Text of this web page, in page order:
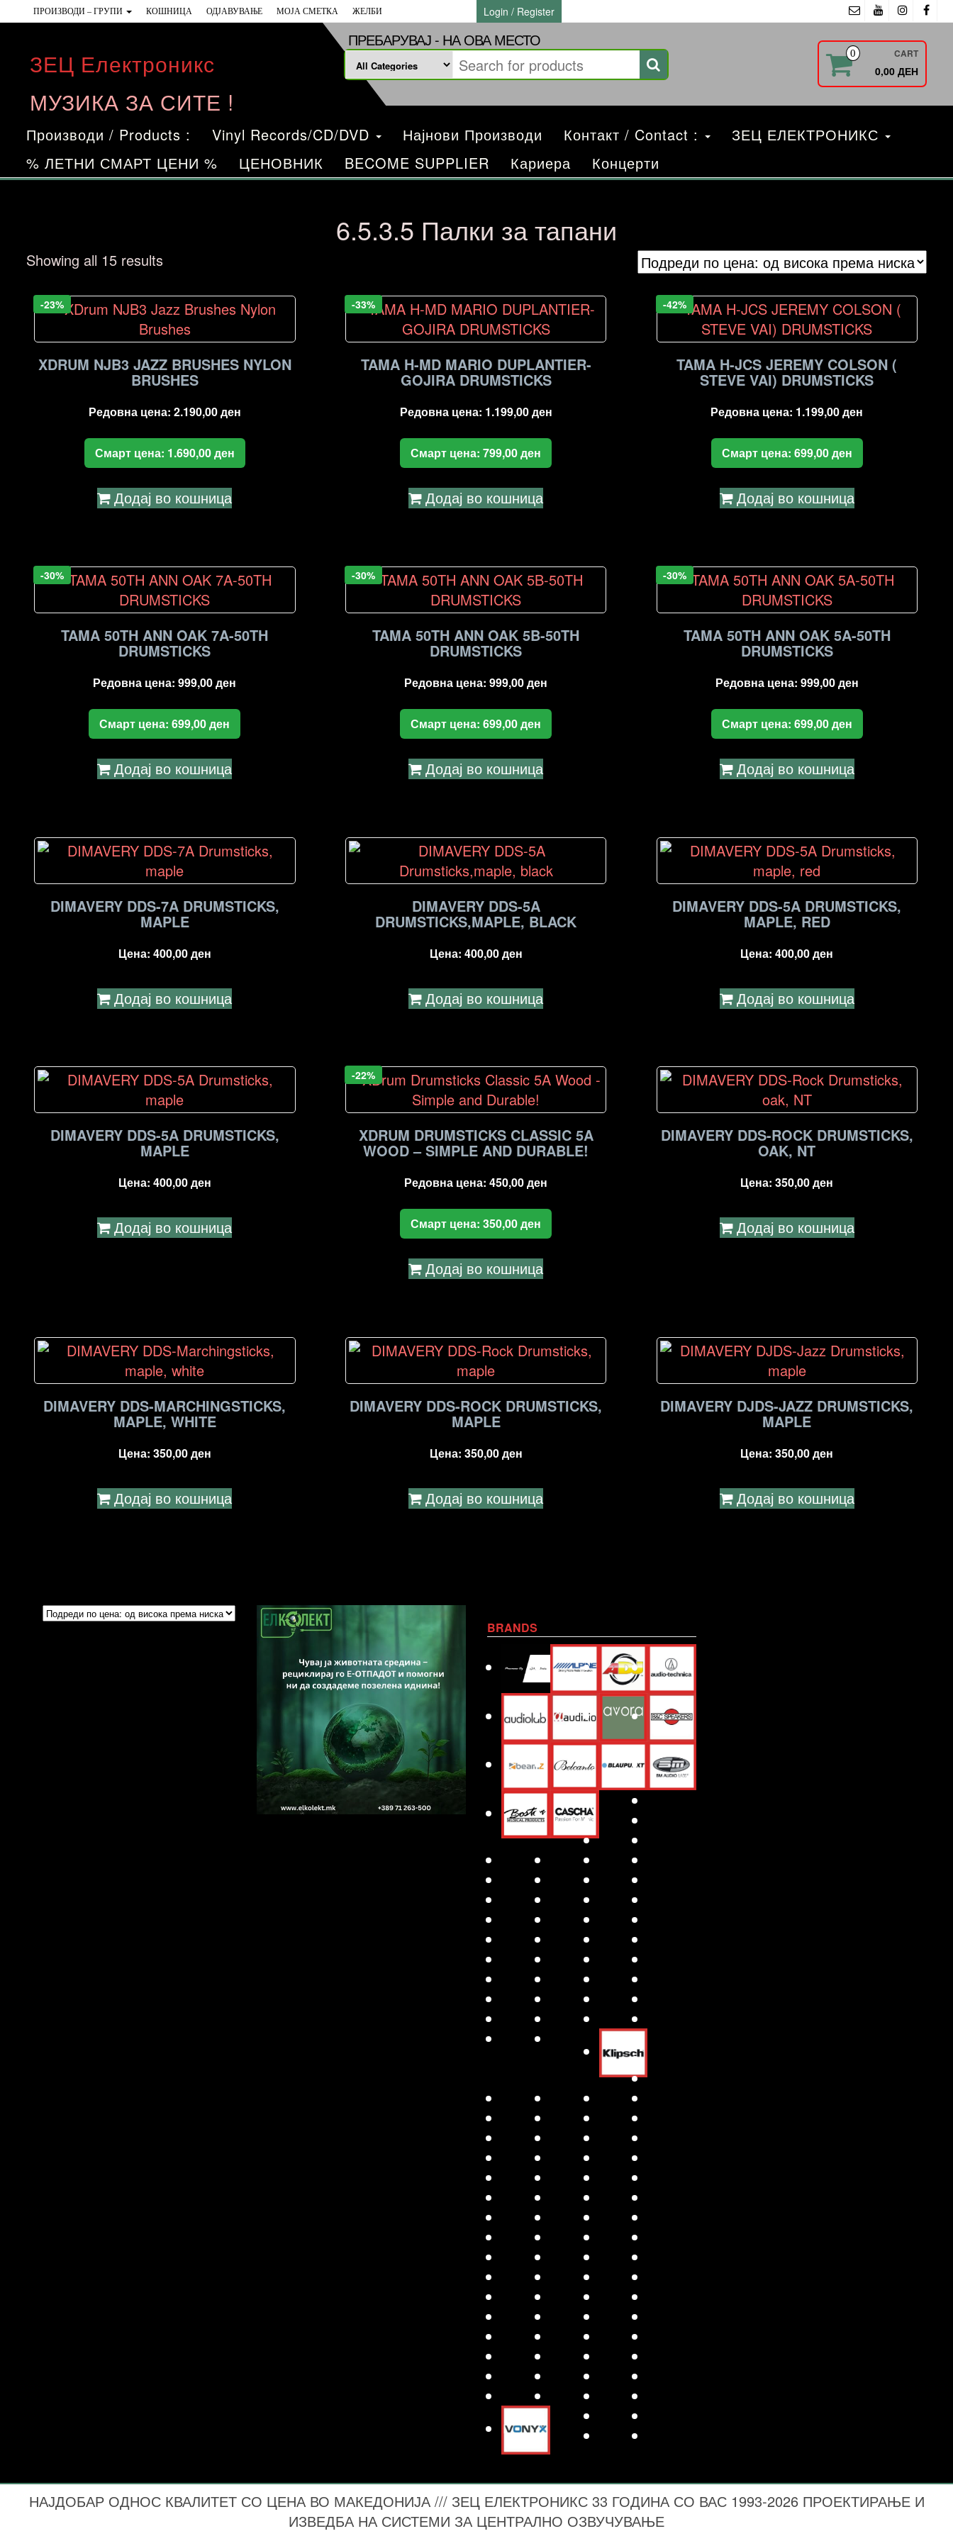
to
content
ПРОИЗВОДИ – ГРУПИ КОШНИЦА ОДЈАВУВАЊЕ МОЈА СМЕТКА ЖЕЛБИ Login / Register
ЗЕЦ Електроникс
МУЗИКА ЗА СИТЕ !
ПРЕБАРУВАЈ - НА ОВА МЕСТО
0 CART
0,00 ДЕН
Производи / Products : Vinyl Records/CD/DVD Најнови Производи Контакт / Contact :
ЗЕЦ ЕЛЕКТРОНИКС
% ЛЕТНИ СМАРТ ЦЕНИ %
ЦЕНОВНИК BECOME SUPPLIER Кариера Концерти
6.5.3.5 Палки за тапани
Showing all 15 resultsSorted
price:
high
to
low
-23%
XDRUM NJB3 JAZZ BRUSHES NYLON
BRUSHES
Редовна цена: 2.190,00ден
Смарт цена: 1.690,00ден
Додај во кошница
-33%
TAMA H-MD MARIO DUPLANTIER-
GOJIRA DRUMSTICKS
Редовна цена: 1.199,00ден
Смарт цена:799,00ден
Додај во кошница
-42%
TAMA H-JCS JEREMY COLSON (
STEVE VAI) DRUMSTICKS
Редовна цена: 1.199,00ден
Смарт цена: 699,00ден
Додај во кошница
-30%
TAMA 50TH ANN OAK 7A-50TH
DRUMSTICKS
Редовна цена:999,00ден
Смарт цена:699,00ден
Додај во кошница
-30%
TAMA 50TH ANN OAK 5B-50TH
DRUMSTICKS
Редовна цена:999,00ден
Смарт цена:699,00ден
Додај во кошница
-30%
TAMA 50TH ANN OAK 5A-50TH
DRUMSTICKS
Редовна цена: 999,00ден
Смарт цена: 699,00ден
Додај во кошница
DIMAVERY DDS-7A DRUMSTICKS,
MAPLE
Цена: 400,00ден
Додај во кошница
DIMAVERY DDS-5A
DRUMSTICKS,MAPLE, BLACK
Цена: 400,00ден
Додај во кошница
DIMAVERY DDS-5A DRUMSTICKS,
MAPLE, RED
Цена:400,00ден
Додај во кошница
DIMAVERY DDS-5A DRUMSTICKS,
MAPLE
Цена: 400,00ден
Додај во кошница
-22%
XDRUM DRUMSTICKS CLASSIC 5A
WOOD – SIMPLE AND DURABLE!
Редовна цена:450,00ден
Смарт цена:350,00ден
Додај во кошница
DIMAVERY DDS-ROCK DRUMSTICKS,
OAK, NT
Цена:350,00ден
Додај во кошница
DIMAVERY DDS-MARCHINGSTICKS,
MAPLE, WHITE
Цена: 350,00ден
Додај во кошница
DIMAVERY DDS-ROCK DRUMSTICKS,
MAPLE
Цена: 350,00ден
Додај во кошница
DIMAVERY DJDS-JAZZ DRUMSTICKS,
MAPLE
Цена:350,00ден
Додај во кошница
BRANDS
НАЈДОБАР ОДНОС КВАЛИТЕТ СО ЦЕНА ВО МАКЕДОНИЈА /// ЗЕЦ ЕЛЕКТРОНИКС 33 ГОДИНА СО ВАС 1993-2026 ПРОЕКТИРАЊЕ И
ИЗВЕДБА НА СИСТЕМИ ЗА ЦЕНТРАЛНО ОЗВУЧУВАЊЕ